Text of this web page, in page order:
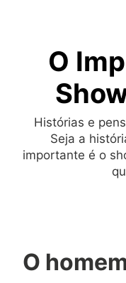
O
Histórias e
Seja a
importante é o
O